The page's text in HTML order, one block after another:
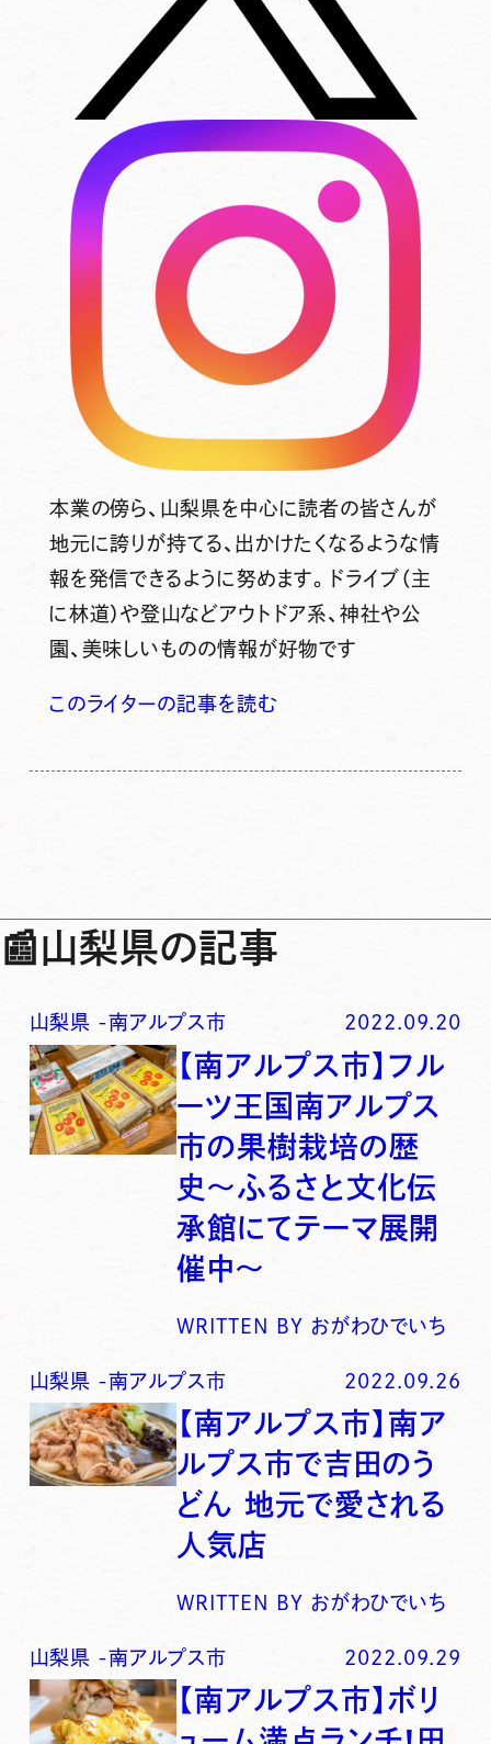
本業の傍ら、山梨県を中心に読者の皆さんが
地元に誇りが持てる、出かけたくなるような情
報を発信できるように努めます。ドライブ（主
に林道）や登山などアウトドア系、神社や公
園、美味しいものの情報が好物です
このライターの記事を読む
📰山梨県の記事
山梨県 -南アルプス市 2022.09.20
【南アルプス市】フル
ーツ王国南アルプス
市の果樹栽培の歴
史〜ふるさと文化伝
承館にてテーマ展開
催中〜
WRITTEN BY おがわひでいち
山梨県 -南アルプス市 2022.09.26
【南アルプス市】南ア
ルプス市で吉田のう
どん 地元で愛される
人気店
WRITTEN BY おがわひでいち
山梨県 -南アルプス市 2022.09.29
【南アルプス市】ボリ